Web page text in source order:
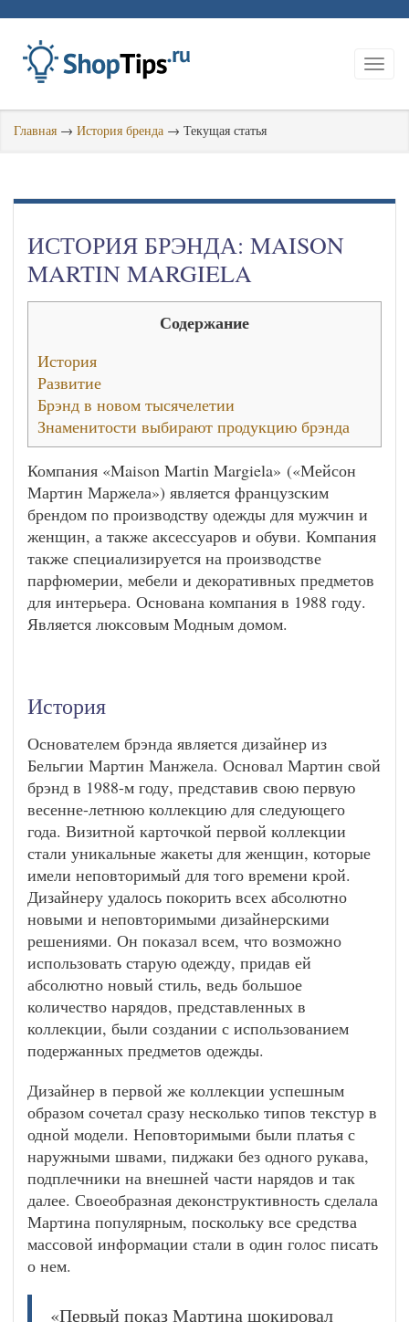
Главная → История бренда → Текущая статья
ИСТОРИЯ БРЭНДА: MAISON
MARTIN MARGIELA
Содержание
История
Развитие
Брэнд в новом тысячелетии
Знаменитости выбирают продукцию брэнда
Компания «Maison Martin Margiela» («Мейсон
Мартин Маржела») является французским
брендом по производству одежды для мужчин и
женщин, а также аксессуаров и обуви. Компания
также специализируется на производстве
парфюмерии, мебели и декоративных предметов
для интерьера. Основана компания в 1988 году.
Является люксовым Модным домом.
История
Основателем брэнда является дизайнер из
Бельгии Мартин Манжела. Основал Мартин свой
брэнд в 1988-м году, представив свою первую
весенне-летнюю коллекцию для следующего
года. Визитной карточкой первой коллекции
стали уникальные жакеты для женщин, которые
имели неповторимый для того времени крой.
Дизайнеру удалось покорить всех абсолютно
новыми и неповторимыми дизайнерскими
решениями. Он показал всем, что возможно
использовать старую одежду, придав ей
абсолютно новый стиль, ведь большое
количество нарядов, представленных в
коллекции, были создании с использованием
подержанных предметов одежды.
Дизайнер в первой же коллекции успешным
образом сочетал сразу несколько типов текстур в
одной модели. Неповторимыми были платья с
наружными швами, пиджаки без одного рукава,
подплечники на внешней части нарядов и так
далее. Своеобразная деконструктивность сделала
Мартина популярным, поскольку все средства
массовой информации стали в один голос писать
о нем.
«Первый показ Мартина шокировал